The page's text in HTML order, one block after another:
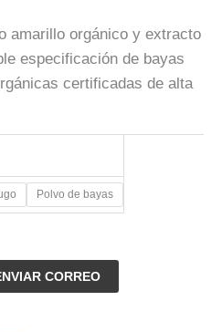
amarillo orgánico y extracto
especificación de bayas
certificadas de alta
Polvo de bayas
CORREO